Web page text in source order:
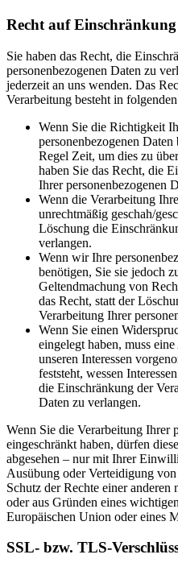
Recht auf
Sie haben das Recht, die
personenbezogenen Daten zu
jederzeit an uns wenden. Das
Verarbeitung besteht in
Wenn Sie die Richtigkeit
personenbezogenen
Regel Zeit, um dies zu
haben Sie das Recht, die
Ihrer personenbezogenen
Wenn die Verarbeitung
unrechtmäßig geschah/
Löschung die
verlangen.
Wenn wir Ihre
benötigen, Sie sie jedoch
Geltendmachung von
das Recht, statt der
Verarbeitung Ihrer
Wenn Sie einen
eingelegt haben, muss
unseren Interessen
feststeht, wessen
die Einschränkung der
Daten zu verlangen.
Wenn Sie die Verarbeitung Ihrer
eingeschränkt haben, dürfen
abgesehen – nur mit Ihrer
Ausübung oder Verteidigung
Schutz der Rechte einer
oder aus Gründen eines
Europäischen Union oder eines
SSL- bzw. TLS-